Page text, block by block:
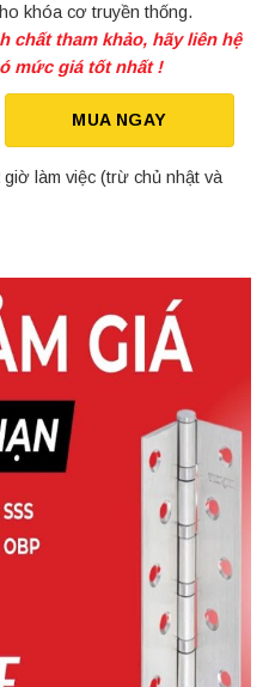
khóa cơ truyền thống.
chất tham khảo, hãy liên hệ
mức giá tốt nhất !
MUA NGAY
làm việc (trừ chủ nhật và